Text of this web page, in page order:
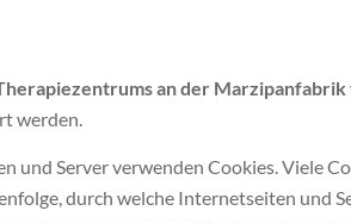
an der Marzipanfabrik
werden.
und Server verwenden Cookies. Viele
durch welche Internetseiten und